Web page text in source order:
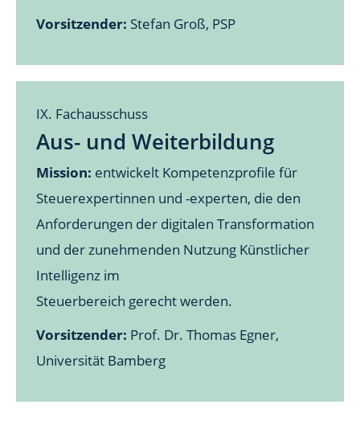
Vorsitzender: Stefan Groß, PSP
IX. Fachausschuss
Aus- und Weiterbildung
Mission: entwickelt Kompetenzprofile für
Steuerexpertinnen und -experten, die den
Anforderungen der digitalen Transformation
und der zunehmenden Nutzung Künstlicher
Intelligenz im
Steuerbereich gerecht werden.
Vorsitzender: Prof. Dr. Thomas Egner,
Universität Bamberg